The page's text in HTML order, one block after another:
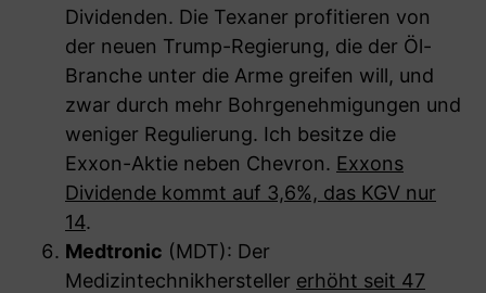
Dividenden. Die Texaner profitieren von
der neuen Trump-Regierung, die der Öl-
Branche unter die Arme greifen will, und
zwar durch mehr Bohrgenehmigungen und
weniger Regulierung. Ich besitze die
Exxon-Aktie neben Chevron. Exxons
Dividende kommt auf 3,6%, das KGV nur
14.
Medtronic (MDT): Der
Medizintechnikhersteller erhöht seit 47